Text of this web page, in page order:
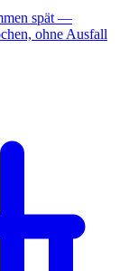
spät —
ohne Ausfall